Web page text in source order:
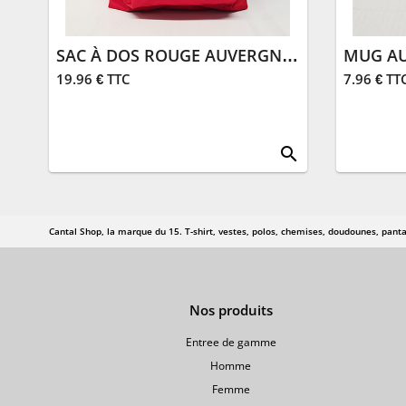
SAC À DOS ROUGE AUVERGNAT DE PARIS
19.96 € TTC
search
MUG
7.96 €
Cantal Shop, la marque du 15. T-shirt, vestes, polos, chemises, doudounes,
Nos produits
Entree de gamme
Homme
Femme